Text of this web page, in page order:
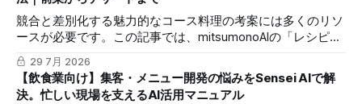
競合と差別化する魅力的なコース料理の考案には多くのリソ
ースが必要です。この記事では、mitsumonoAIの「レシピ開
発シェフ」を活用し、効率的に独自性のあるレシピを作成し
て料理単価を向上させる具体的な3つのステップを解説しま
す。
29 7月 2026
【飲食業向け】集客・メニュー開発の悩みをSensei AIで解
決。忙しい現場を支えるAI活用マニュアル